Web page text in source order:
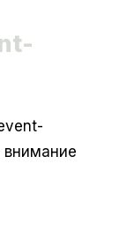
внимание